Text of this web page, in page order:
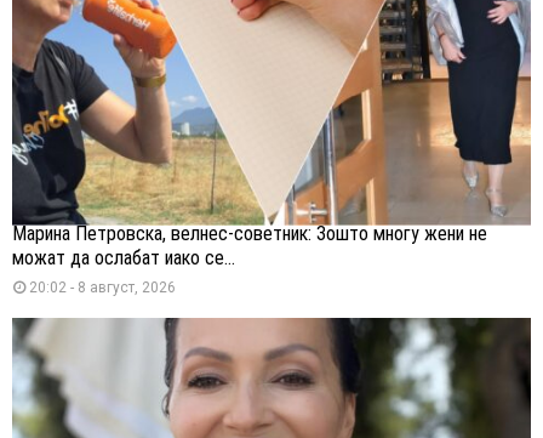
Марина Петровска, велнес-советник: Зошто многу жени не
можат да ослабат иако се...
20:02 - 8 август, 2026